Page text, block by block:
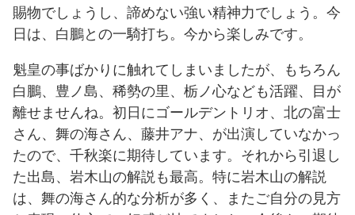
賜物でしょうし、諦めない強い精神力でしょう。今
日は、白鵬との一騎打ち。今から楽しみです。
魁皇の事ばかりに触れてしまいましたが、もちろん
白鵬、豊ノ島、稀勢の里、栃ノ心なども活躍、目が
離せませんね。初日にゴールデントリオ、北の富士
さん、舞の海さん、藤井アナ、が出演していなかっ
たので、千秋楽に期待しています。それから引退し
た出島、岩木山の解説も最高。特に岩木山の解説
は、舞の海さん的な分析が多く、またご自分の見方